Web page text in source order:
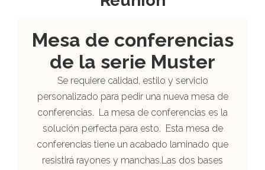
Mesa de conferencias
de la serie Muster
Se requiere calidad, estilo y servicio
personalizado para pedir una nueva mesa de
conferencias. La mesa de conferencias es la
solución perfecta para esto. Esta mesa de
conferencias tiene un acabado laminado que
resistirá rayones y manchas.Las dos bases